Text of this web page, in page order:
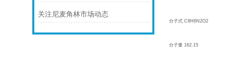
关注尼麦角林市场动态
分子式 C8H6N2O2
分子量 162.15